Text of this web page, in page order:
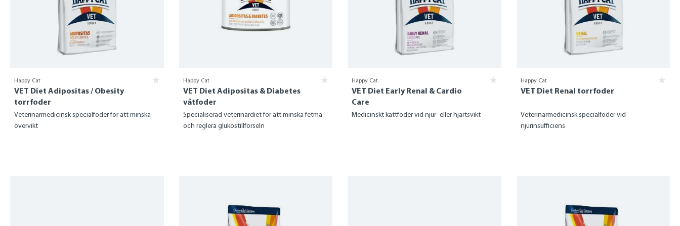
Happy Cat
VET Diet Adipositas / Obesity
torrfoder
Veterinärmedicinsk specialfoder för att minska
övervikt
Happy Cat
VET Diet Adipositas & Diabetes
våtfoder
Specialiserad veterinärdiet för att minska fetma
och reglera glukostillförseln
Happy Cat
VET Diet Early Renal & Cardio
Care
Medicinskt kattfoder vid njur- eller hjärtsvikt
Happy Cat
VET Diet Renal torrfoder
Veterinärmedicinsk specialfoder vid
njurinsufficiens